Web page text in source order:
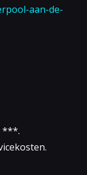
aan-de-
***.